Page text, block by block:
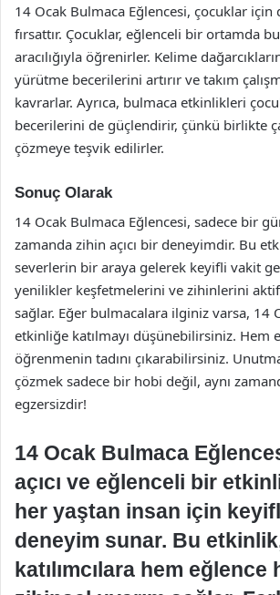
14 Ocak Bulmaca Eğlencesi, çocuklar
fırsattır. Çocuklar, eğlenceli bir ortamda
aracılığıyla öğrenirler. Kelime
yürütme becerilerini artırır ve takım
kavrarlar. Ayrıca, bulmaca etkinlikleri
becerilerini de güçlendirir, çünkü birlikte
çözmeye teşvik edilirler.
Sonuç Olarak
14 Ocak Bulmaca Eğlencesi, sadece bir
zamanda zihin açıcı bir deneyimdir. Bu
severlerin bir araya gelerek keyifli vakit
yenilikler keşfetmelerini ve zihinlerini aktif
sağlar. Eğer bulmacalara ilginiz varsa, 14
etkinliğe katılmayı düşünebilirsiniz. Hem
öğrenmenin tadını çıkarabilirsiniz.
çözmek sadece bir hobi değil, aynı
egzersizdir!
14 Ocak Bulmaca
açıcı ve eğlenceli bir
her yaştan insan için
deneyim sunar. Bu
katılımcılara hem eğlence